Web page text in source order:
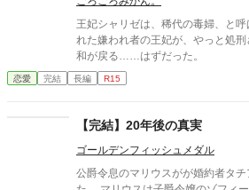
王妃シャリゼは、稀代の毒婦、と
れた嫌われ者の王妃が、やっと処
和が戻る……はずだった。
恋愛 完結 長編 R15
【完結】20年後の真実
ゴールデンフィッシュメダル
公爵令息のマリウスがが婚約者タ